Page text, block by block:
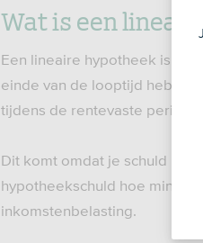
Wat is een
Een lineaire hypotheek is
einde van de looptijd heb je
tijdens de rentevaste periode
Dit komt omdat je schuld in
hypotheekschuld hoe
inkomstenbelasting.